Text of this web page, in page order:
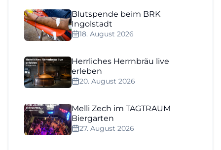
Blutspende beim BRK
Ingolstadt
18. August 2026
Herrliches Herrnbräu live
erleben
20. August 2026
Melli Zech im TAGTRAUM
Biergarten
27. August 2026